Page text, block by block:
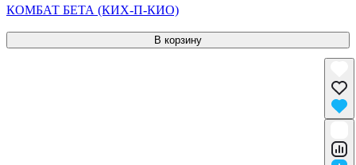
КОМБАТ БЕТА (КИХ-П-КИО)
В корзину